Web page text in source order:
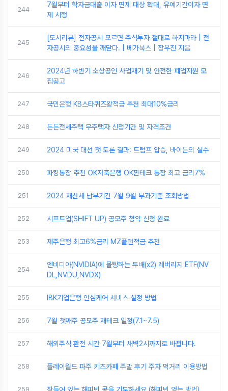
244
7월부터 학자금대출 이자 면제 대상 확대, 유예기간이자 면
제 시행
245
[도서리뷰] 전자공시 모르면 주식투자 절대로 하지마라 | 전
자공시의 중요성을 깨닫다. | 베가북스 | 장우진 지음
246
2024년 하반기 소상공인 사업재기 및 안전한 폐업지원 모
집공고
247 국민은행 KB스타퀴즈왕적금 추천 최대10%금리
248 든든전세주택 무주택자 신청기간 및 자격조건
249 2024 미국 대선 첫 토론 결과: 트럼프 압승, 바이든의 실수
250 파킹통장 추천 OK저축은행 OK짠테크 통장 최고 금리7%
251 2024 재산세 납부기간 7월 9월 부과기준 조회방법
252 시프트업(SHIFT UP) 공모주 청약 신청 완료
253 제주은행 최고6%금리 MZ플랜적금 추천
254
엔비디아(NVIDIA)에 몰빵하는 두배(x2) 레버리지 ETF(NV
DL,NVDU,NVDX)
255 IBK기업은행 안심케어 서비스 설정 방법
256 7월 첫째주 공모주 재테크 일정(7.1~7.5)
257 해외주식 환전 시간 7월부터 새벽2시까지로 바뀝니다.
258 플레이월드 파주 키즈카페 주말 후기 주차 먹거리 이용방법
259